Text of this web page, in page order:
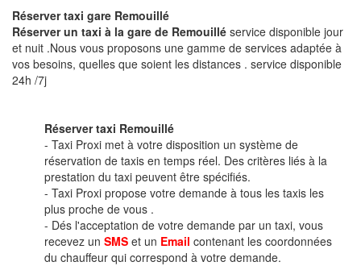
Réserver taxi gare Remouillé
Réserver un taxi à la gare de Remouillé service disponible jour
et nuit .Nous vous proposons une gamme de services adaptée à
vos besoins, quelles que soient les distances . service disponible
24h /7j
Réserver taxi Remouillé
- Taxi Proxi met à votre disposition un système de
réservation de taxis en temps réel. Des critères liés à la
prestation du taxi peuvent être spécifiés.
- Taxi Proxi propose votre demande à tous les taxis les
plus proche de vous .
- Dés l'acceptation de votre demande par un taxi, vous
recevez un SMS et un Email contenant les coordonnées
du chauffeur qui correspond à votre demande.